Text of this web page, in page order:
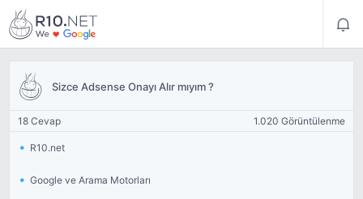
Sizce Adsense Onayı Alır mıyım ?
18 Cevap 1.020 Görüntülenme
R10.net
Google ve Arama Motorları